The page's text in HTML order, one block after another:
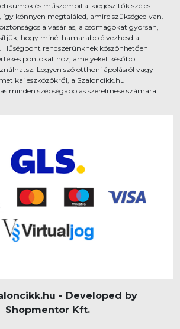
és műszempilla-kiegészítők széles
könnyen megtalálod, amire szükséged van.
a vásárlás, a csomagokat gyorsan,
hogy minél hamarabb élvezhesd a
rendszerünknek köszönhetően
pontokat hoz, amelyeket későbbi
Legyen szó otthoni ápolásról vagy
eszközökről, a Szaloncikk.hu
minden szépségápolás szerelmese számára.
- Developed by
Shopmentor Kft.